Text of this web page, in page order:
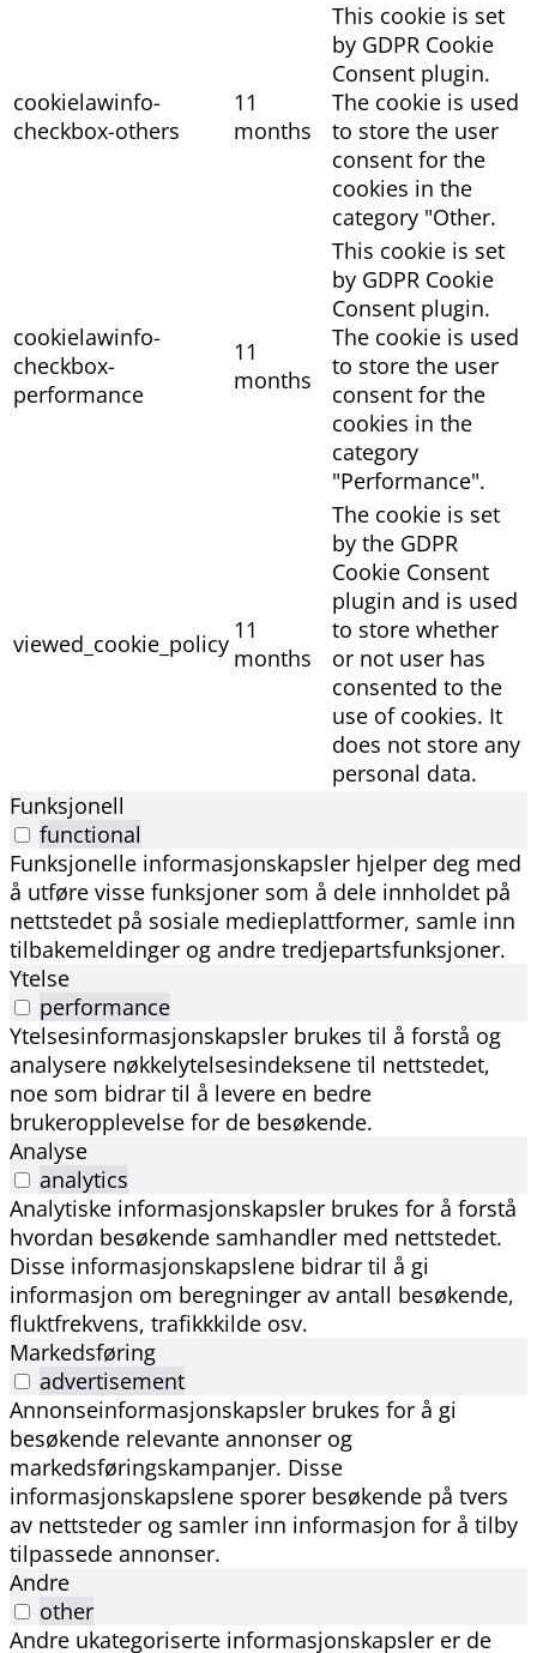
cookielawinfo-
checkbox-others
11
months
This cookie is set
by GDPR Cookie
Consent plugin.
The cookie is used
to store the user
consent for the
cookies in the
category "Other.
cookielawinfo-
checkbox-
performance
11
months
This cookie is set
by GDPR Cookie
Consent plugin.
The cookie is used
to store the user
consent for the
cookies in the
category
"Performance".
viewed_cookie_policy 11
months
The cookie is set
by the GDPR
Cookie Consent
plugin and is used
to store whether
or not user has
consented to the
use of cookies. It
does not store any
personal data.
Funksjonell
functional
Funksjonelle informasjonskapsler hjelper deg med
å utføre visse funksjoner som å dele innholdet på
nettstedet på sosiale medieplattformer, samle inn
tilbakemeldinger og andre tredjepartsfunksjoner.
Ytelse
performance
Ytelsesinformasjonskapsler brukes til å forstå og
analysere nøkkelytelsesindeksene til nettstedet,
noe som bidrar til å levere en bedre
brukeropplevelse for de besøkende.
Analyse
analytics
Analytiske informasjonskapsler brukes for å forstå
hvordan besøkende samhandler med nettstedet.
Disse informasjonskapslene bidrar til å gi
informasjon om beregninger av antall besøkende,
fluktfrekvens, trafikkkilde osv.
Markedsføring
advertisement
Annonseinformasjonskapsler brukes for å gi
besøkende relevante annonser og
markedsføringskampanjer. Disse
informasjonskapslene sporer besøkende på tvers
av nettsteder og samler inn informasjon for å tilby
tilpassede annonser.
Andre
other
Andre ukategoriserte informasjonskapsler er de